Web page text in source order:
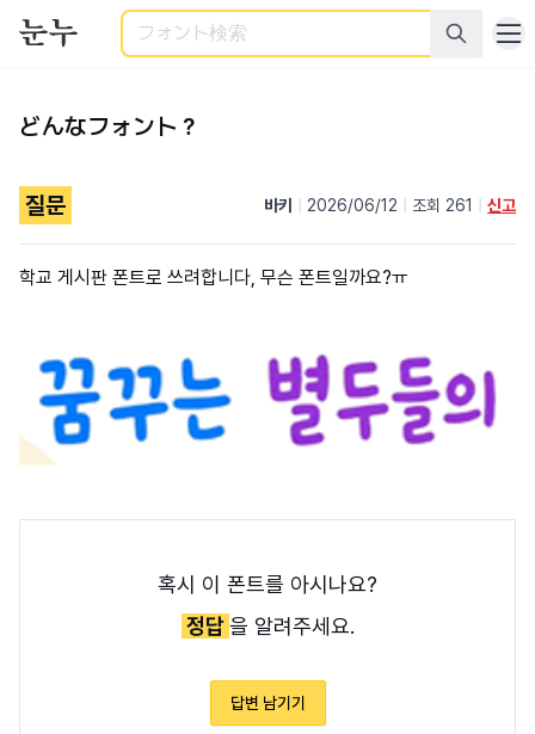
検索
どんなフォント？
질문 바키 2026/06/12 조회 261 신고
학교 게시판 폰트로 쓰려합니다, 무슨 폰트일까요?ㅠ
혹시 이 폰트를 아시나요?
정답을 알려주세요.
답변 남기기